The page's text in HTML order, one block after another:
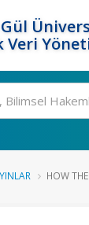
Veri
HOW